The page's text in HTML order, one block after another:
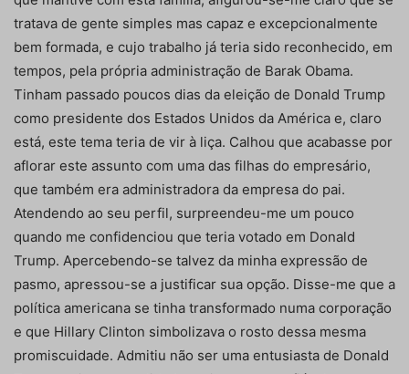
tratava de gente simples mas capaz e excepcionalmente
bem formada, e cujo trabalho já teria sido reconhecido, em
tempos, pela própria administração de Barak Obama.
Tinham passado poucos dias da eleição de Donald Trump
como presidente dos Estados Unidos da América e, claro
está, este tema teria de vir à liça. Calhou que acabasse por
aflorar este assunto com uma das filhas do empresário,
que também era administradora da empresa do pai.
Atendendo ao seu perfil, surpreendeu-me um pouco
quando me confidenciou que teria votado em Donald
Trump. Apercebendo-se talvez da minha expressão de
pasmo, apressou-se a justificar sua opção. Disse-me que a
política americana se tinha transformado numa corporação
e que Hillary Clinton simbolizava o rosto dessa mesma
promiscuidade. Admitiu não ser uma entusiasta de Donald